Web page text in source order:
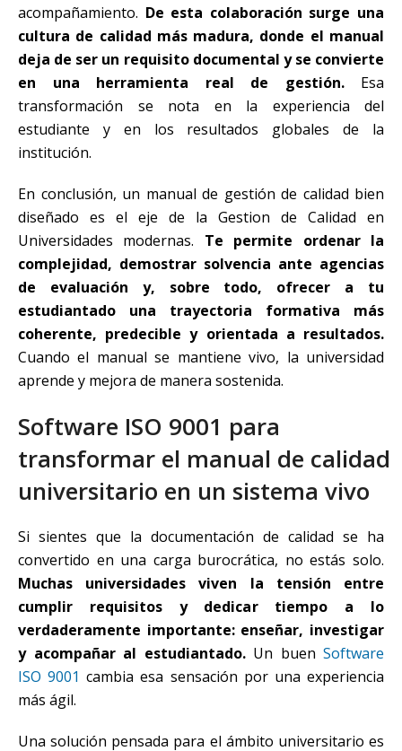
acompañamiento. De esta colaboración surge una
cultura de calidad más madura, donde el manual
deja de ser un requisito documental y se convierte
en una herramienta real de gestión.Esa
transformación se nota en la experiencia del
estudiante y en los resultados globales de la
institución.
En conclusión, un manual de gestión de calidad bien
diseñado es el eje de la Gestion de Calidad en
Universidades modernas. Te permite ordenar la
complejidad, demostrar solvencia ante agencias
de evaluación y, sobre todo, ofrecer a tu
estudiantado una trayectoria formativa más
coherente, predecible y orientada a resultados.
Cuando el manual se mantiene vivo, la universidad
aprende y mejora de manera sostenida.
Software ISO 9001 para
transformar el manual de calidad
universitario en un sistema vivo
Si sientes que la documentación de calidad se ha
convertido en una carga burocrática, no estás solo.
Muchas universidades viven la tensión entre
cumplir requisitos y dedicar tiempo a lo
verdaderamente importante: enseñar, investigar
y acompañar al estudiantado.Un buen Software
ISO 9001 cambia esa sensación por una experiencia
más ágil.
Una solución pensada para el ámbito universitario es